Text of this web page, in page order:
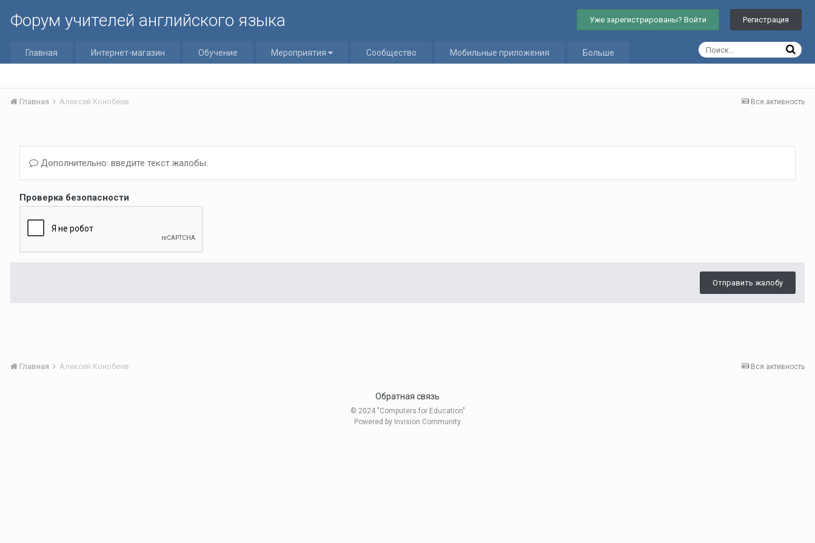
Форум учителей английского языка Уже зарегистрированы? Войти Регистрация
Главная Интернет-магазин Обучение Мероприятия Сообщество Мобильные приложения Больше
Вся активность
Главная Алексей Конобеев
Дополнительно: введите текст жалобы.
Проверка безопасности
Отправить жалобу
Вся активность
Главная Алексей Конобеев
Обратная связь
© 2024 "Computers for Education"
Powered by Invision Community